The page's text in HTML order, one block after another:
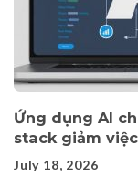
Ứng dụng AI
stack giảm
July 18, 2026